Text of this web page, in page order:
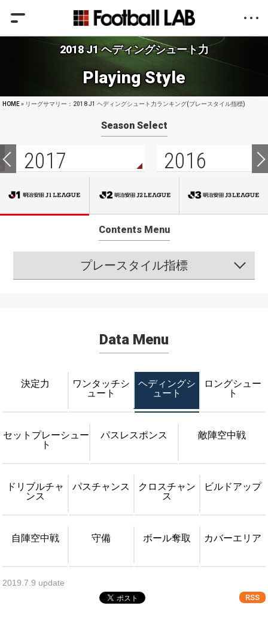
2018 J1 ヘディングシュート力
Playing Style
HOME» リーグサマリー：2018 J1 ヘディングシュート力ランキング(プレースタイル指標)
Season Select
2017 2016
Contents Menu
プレースタイル指標
Data Menu
決定力
ワンタッチシ
ュート
ヘディングシ
ュート
ロングシュー
ト
セットプレーシュー
ト
パスレスポンス 敵陣空中戦
ドリブルチャ
ンス
パスチャンス
クロスチャン
ス
ビルドアップ
自陣空中戦 守備 ボール奪取 カバーエリア
2019.7.9 update
RSS